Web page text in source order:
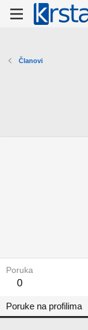
Članovi
Poruka
0
Poruke na profilima